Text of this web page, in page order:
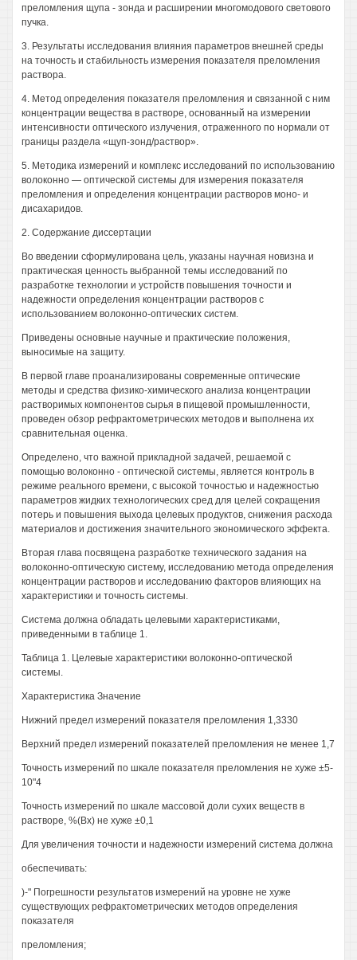
преломления щупа - зонда и расширении многомодового светового
пучка.
3. Результаты исследования влияния параметров внешней среды
на точность и стабильность измерения показателя преломления
раствора.
4. Метод определения показателя преломления и связанной с ним
концентрации вещества в растворе, основанный на измерении
интенсивности оптического излучения, отраженного по нормали от
границы раздела «щуп-зонд/раствор».
5. Методика измерений и комплекс исследований по использованию
волоконно — оптической системы для измерения показателя
преломления и определения концентрации растворов моно- и
дисахаридов.
2. Содержание диссертации
Во введении сформулирована цель, указаны научная новизна и
практическая ценность выбранной темы исследований по
разработке технологии и устройств повышения точности и
надежности определения концентрации растворов с
использованием волоконно-оптических систем.
Приведены основные научные и практические положения,
выносимые на защиту.
В первой главе проанализированы современные оптические
методы и средства физико-химического анализа концентрации
растворимых компонентов сырья в пищевой промышленности,
проведен обзор рефрактометрических методов и выполнена их
сравнительная оценка.
Определено, что важной прикладной задачей, решаемой с
помощью волоконно - оптической системы, является контроль в
режиме реального времени, с высокой точностью и надежностью
параметров жидких технологических сред для целей сокращения
потерь и повышения выхода целевых продуктов, снижения расхода
материалов и достижения значительного экономического эффекта.
Вторая глава посвящена разработке технического задания на
волоконно-оптическую систему, исследованию метода определения
концентрации растворов и исследованию факторов влияющих на
характеристики и точность системы.
Система должна обладать целевыми характеристиками,
приведенными в таблице 1.
Таблица 1. Целевые характеристики волоконно-оптической
системы.
Характеристика Значение
Нижний предел измерений показателя преломления 1,3330
Верхний предел измерений показателей преломления не менее 1,7
Точность измерений по шкале показателя преломления не хуже ±5-
10"4
Точность измерений по шкале массовой доли сухих веществ в
растворе, %(Вх) не хуже ±0,1
Для увеличения точности и надежности измерений система должна
обеспечивать:
)-" Погрешности результатов измерений на уровне не хуже
существующих рефрактометрических методов определения
показателя
преломления;